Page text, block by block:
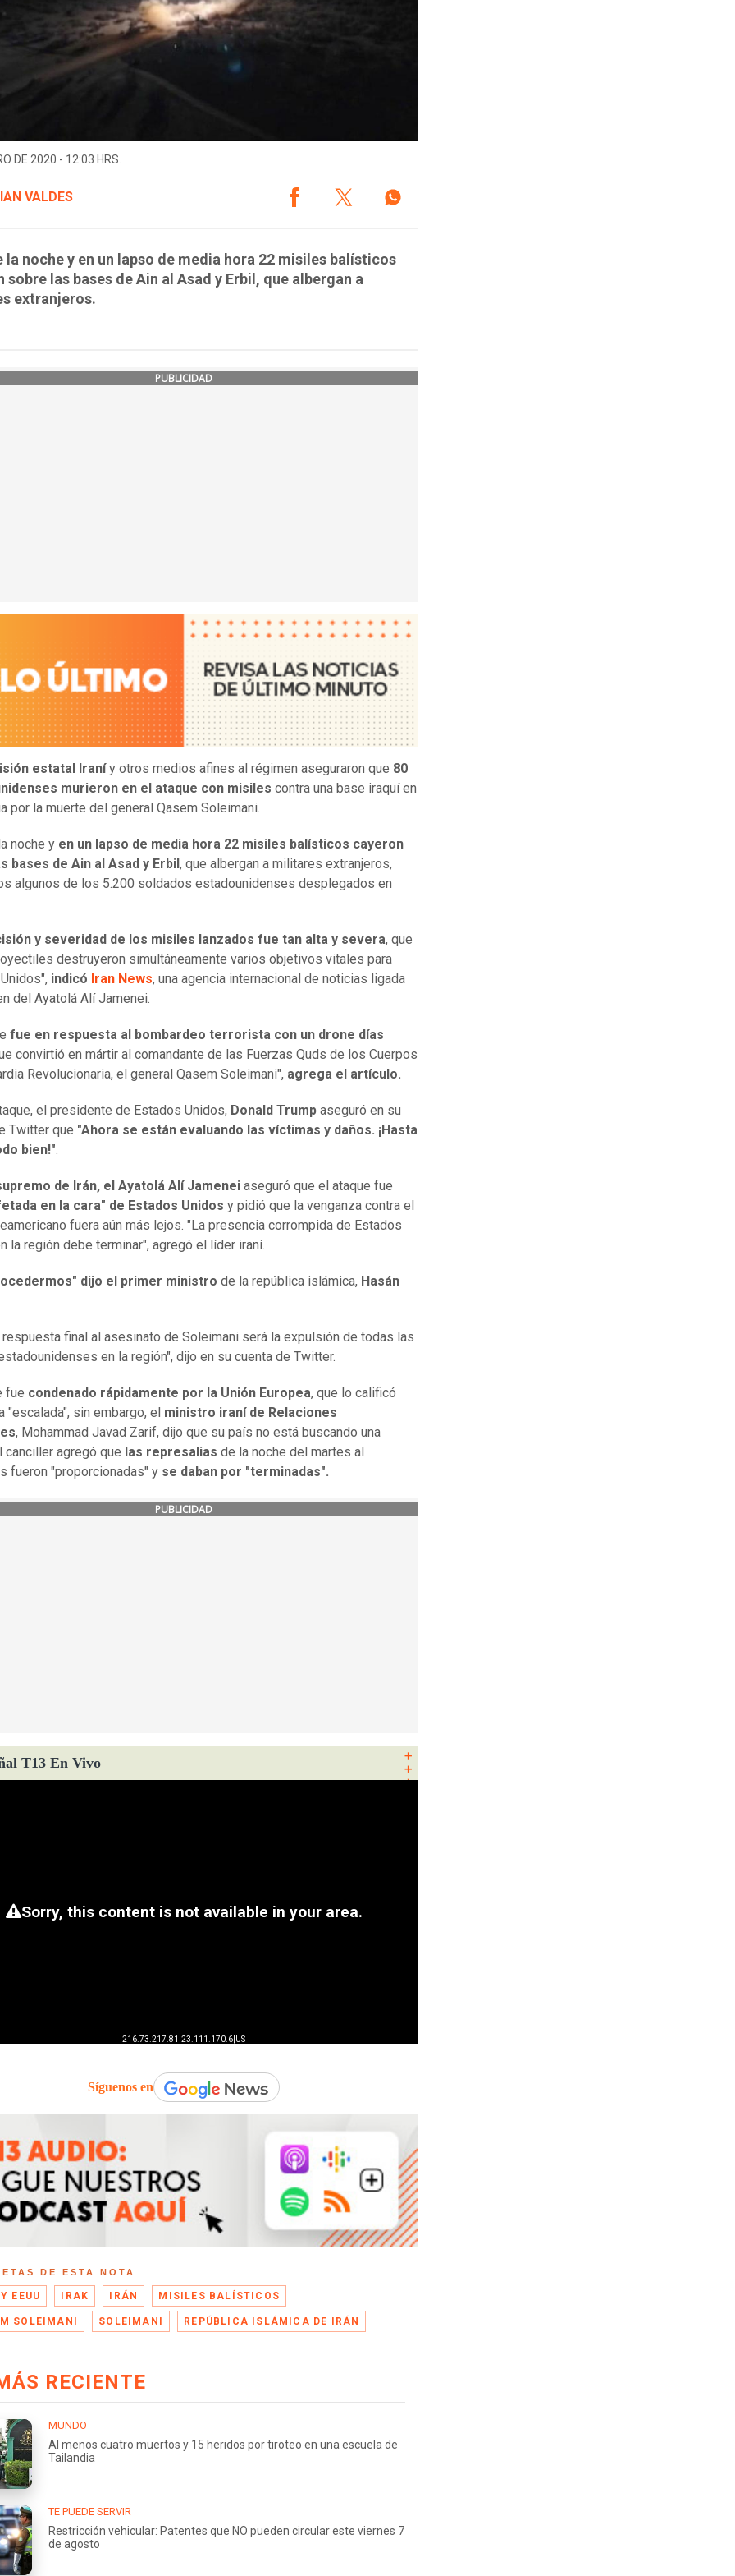
DE 2020 - 12:03 HRS.
VALDES
la noche y en un lapso de media hora 22 misiles balísticos
sobre las bases de Ain al Asad y Erbil, que albergan a
extranjeros.
PUBLICIDAD
estatal Iraníy otros medios afines al régimen aseguraron que 80
murieron en el ataque con misiles contra una base iraquí en
por la muerte del general Qasem Soleimani.
noche y en un lapso de media hora 22 misiles balísticos cayeron
bases de Ain al Asad y Erbil , que albergan a militares extranjeros,
algunos de los 5.200 soldados estadounidenses desplegados en
y severidad de los misiles lanzados fue tan alta y severa, que
destruyeron simultáneamente varios objetivos vitales para
indicó Iran News, una agencia internacional de noticias ligada
del Ayatolá Alí Jamenei.
fue en respuesta al bombardeo terrorista con un drone días
convirtió en mártir al comandante de las Fuerzas Quds de los Cuerpos
Revolucionaria, el general Qasem Soleimani", agrega el artículo.
el presidente de Estados Unidos, Donald Trump aseguró en su
Twitter que "Ahora se están evaluando las víctimas y daños. ¡Hasta
bien!".
de Irán, el Ayatolá Alí Jamenei aseguró que el ataque fue
en la cara" de Estados Unidos y pidió que la venganza contra el
fuera aún más lejos. "La presencia corrompida de Estados
la región debe terminar", agregó el líder iraní.
dijo el primer ministro de la república islámica, Hasán
final al asesinato de Soleimani será la expulsión de todas las
en la región", dijo en su cuenta de Twitter.
fue condenado rápidamente por la Unión Europea, que lo calificó
"escalada", sin embargo, el ministro iraní de Relaciones
, Mohammad Javad Zarif, dijo que su país no está buscando una
canciller agregó que las represalias de la noche del martes al
fueron "proporcionadas" y se daban por "terminadas".
PUBLICIDAD
T13 En Vivo
Síguenos en
DE ESTA NOTA
EEUU IRAK IRÁN MISILES BALÍSTICOS
SOLEIMANI SOLEIMANI REPÚBLICA ISLÁMICA DE IRÁN
RECIENTE
MUNDO
Al menos cuatro muertos y 15 heridos por tiroteo en una escuela de
Tailandia
TE PUEDE SERVIR
Restricción vehicular: Patentes que NO pueden circular este viernes 7
de agosto